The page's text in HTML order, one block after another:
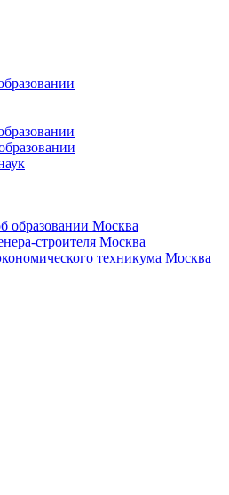
образовании Москва
строителя Москва
техникума Москва